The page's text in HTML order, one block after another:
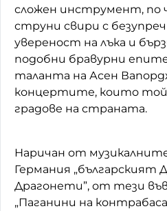
сложен инструмент, по
струни свири с
увереност на лъка и
подобни бравурни
таланта на Асен
концертите, които той
градове на страната.
Наричан от
Германия „българският
Драгонети”, от тези
„Паганини на